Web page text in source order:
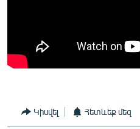
Կիսվել Հետևեք մեզ